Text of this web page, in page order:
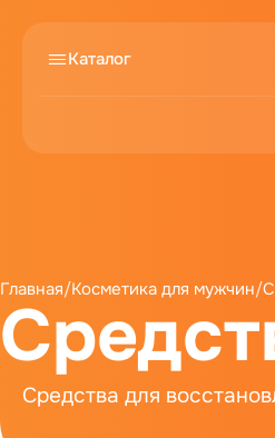
Каталог
Главная/Косметика для мужчин/
Средства для